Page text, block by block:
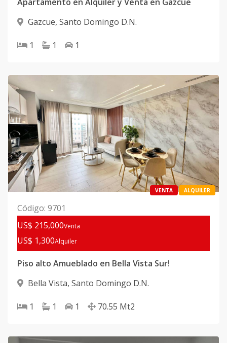
Gazcue, Santo Domingo D.N.
1 1 1
VENTA ALQUILER
Código: 9701
US$ 215,000Venta
US$ 1,300Alquiler
Piso alto Amueblado en Bella Vista Sur!
Bella Vista, Santo Domingo D.N.
1 1 1 70.55 Mt2